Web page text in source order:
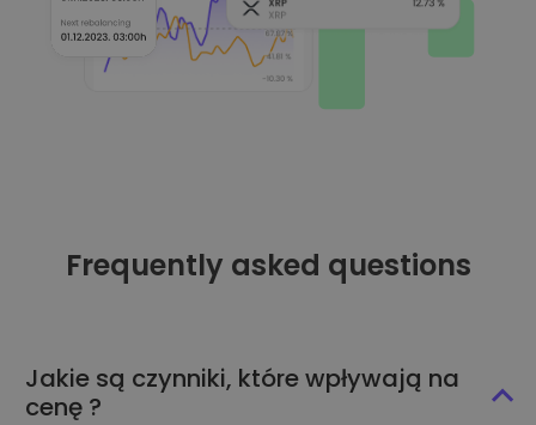
Frequently asked questions
Jakie są czynniki, które wpływają na
cenę ?